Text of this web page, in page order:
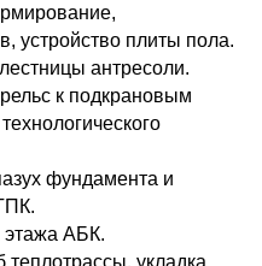
устройство плиты пола.
антресоли.
к подкрановым
фундамента и
этажа АБК.
теплотрассы, укладка